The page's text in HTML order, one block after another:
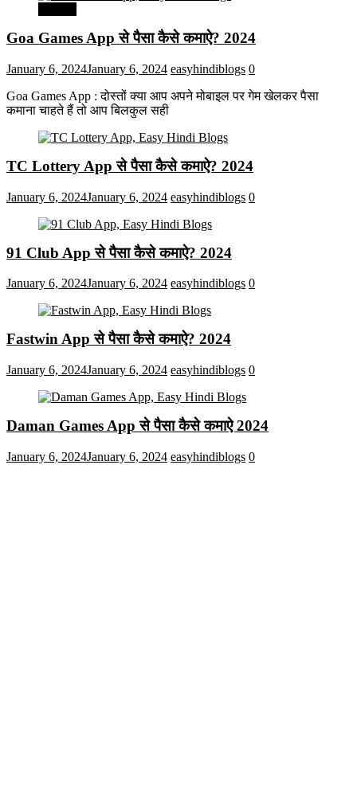
Goa Games App से पैसा कैसे कमाऐ? 2024
January 6, 2024January 6, 2024 easyhindiblogs 0
Goa Games App : दोस्तों क्या आप अपने मोबाइल पर गेम खेलकर पैसा
कमाना चाहते हैं तो आप बिलकुल सही
TC Lottery App से पैसा कैसे कमाऐ? 2024
January 6, 2024January 6, 2024 easyhindiblogs 0
91 Club App से पैसा कैसे कमाऐ? 2024
January 6, 2024January 6, 2024 easyhindiblogs 0
Fastwin App से पैसा कैसे कमाऐ? 2024
January 6, 2024January 6, 2024 easyhindiblogs 0
Daman Games App से पैसा कैसे कमाऐ 2024
January 6, 2024January 6, 2024 easyhindiblogs 0